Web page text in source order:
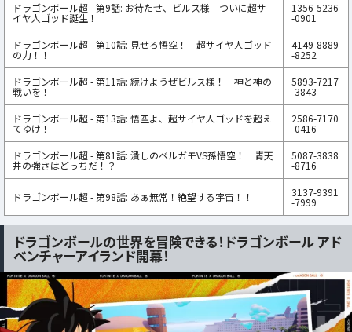
ドラゴンボール超 - 第9話: お待たせ、ビルス様 ついに超サ
イヤ人ゴッド誕生！
1356-5236
-0901
ドラゴンボール超 - 第10話: 見せろ悟空！ 超サイヤ人ゴッド
の力！！
4149-8889
-8252
ドラゴンボール超 - 第11話: 続けようぜビルス様！ 神と神の
戦いを！
5893-7217
-3843
ドラゴンボール超 - 第13話: 悟空よ、超サイヤ人ゴッドを超え
てゆけ！
2586-7170
-0416
ドラゴンボール超 - 第81話: 潰しのベルガモVS孫悟空！ 青天
井の強さはどっちだ！？
5087-3838
-8716
ドラゴンボール超 - 第98話: あぁ無常！絶望する宇宙！！ 3137-9391
-7999
ドラゴンボールの世界を冒険できる！ドラゴンボール アド
ベンチャーアイランド開幕！